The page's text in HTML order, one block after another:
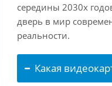
середины 2030х
дверь в мир
реальности.
Какая